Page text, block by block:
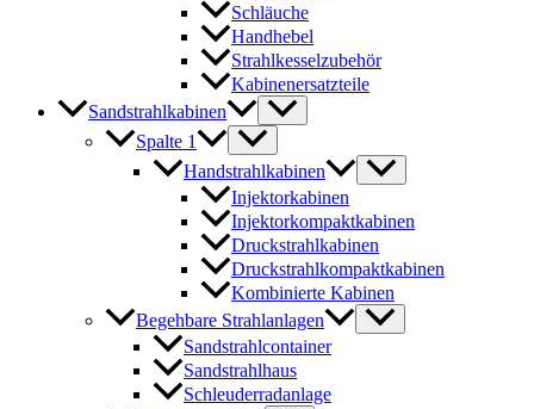
Schläuche
Handhebel
Strahlkesselzubehör
Kabinenersatzteile
Sandstrahlkabinen
Spalte 1
Handstrahlkabinen
Injektorkabinen
Injektorkompaktkabinen
Druckstrahlkabinen
Druckstrahlkompaktkabinen
Kombinierte Kabinen
Begehbare Strahlanlagen
Sandstrahlcontainer
Sandstrahlhaus
Schleuderradanlage